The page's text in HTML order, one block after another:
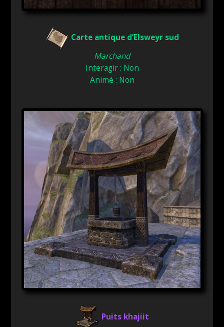
Carte antique d’Elsweyr sud
Marchand
Interagir : Non
Animé : Non
Puits khajiit